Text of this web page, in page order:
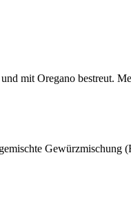
mit Oregano bestreut.
Gewürzmischung